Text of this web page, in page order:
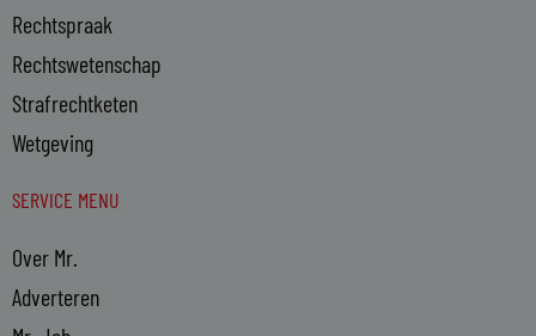
Rechtspraak
Rechtswetenschap
Strafrechtketen
Wetgeving
SERVICE MENU
Over Mr.
Adverteren